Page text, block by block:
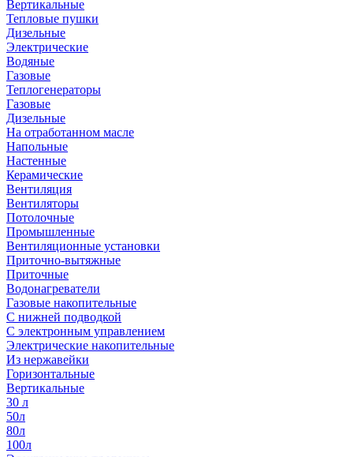
Вертикальные
Тепловые пушки
Дизельные
Электрические
Водяные
Газовые
Теплогенераторы
Газовые
Дизельные
На отработанном масле
Напольные
Настенные
Керамические
Вентиляция
Вентиляторы
Потолочные
Промышленные
Вентиляционные установки
Приточно-вытяжные
Приточные
Водонагреватели
Газовые накопительные
С нижней подводкой
С электронным управлением
Электрические накопительные
Из нержавейки
Горизонтальные
Вертикальные
30 л
50л
80л
100л